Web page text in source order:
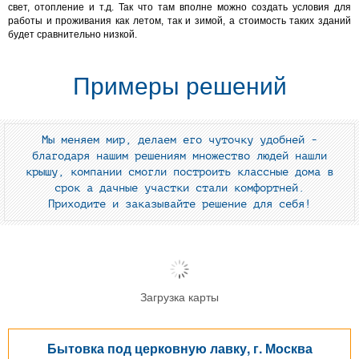
свет, отопление и т.д. Так что там вполне можно создать условия для
работы и проживания как летом, так и зимой, а стоимость таких зданий
будет сравнительно низкой.
Примеры решений
Мы меняем мир, делаем его чуточку удобней -
благодаря нашим решениям множество людей нашли
крышу, компании смогли построить классные дома в
срок а дачные участки стали комфортней.
Приходите и заказывайте решение для себя!
Загрузка карты
Бытовка под церковную лавку, г. Москва